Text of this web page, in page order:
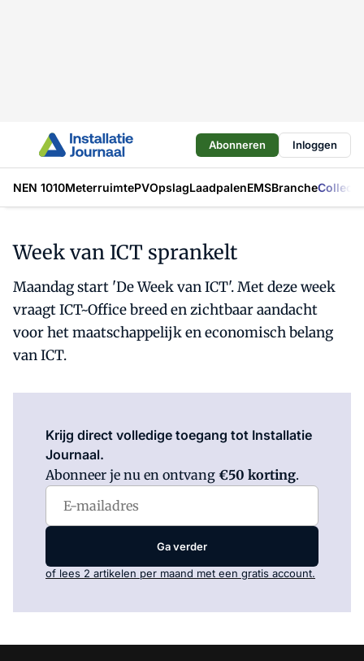
Abonneren Inloggen
NEN 1010MeterruimtePVOpslagLaadpalenEMSBranche
Week van ICT sprankelt
Maandag start 'De Week van ICT'. Met deze week
vraagt ICT~Office breed en zichtbaar aandacht
voor het maatschappelijk en economisch belang
van ICT.
Krijg direct volledige toegang tot Installatie
Journaal.
Abonneer je nu en ontvang €50 korting.
Ga verder
of lees 2 artikelen per maand met een gratis account.